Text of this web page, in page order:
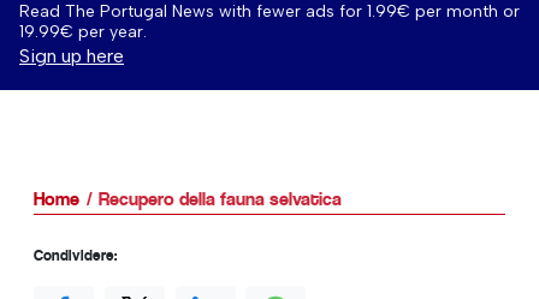
Read The Portugal News with fewer ads for 1.99€ per month or
19.99€ per year.
Sign up here
Home Recupero della fauna selvatica
Condividere: